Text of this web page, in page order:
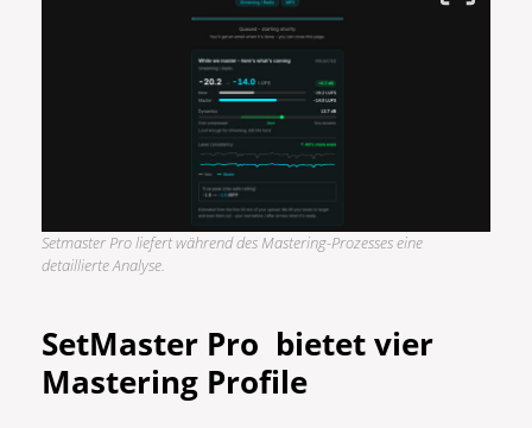
Setmaster Pro liefert während des Mastering-Prozesses eine
detaillierte Analyse.
SetMaster Pro bietet vier
Mastering Profile